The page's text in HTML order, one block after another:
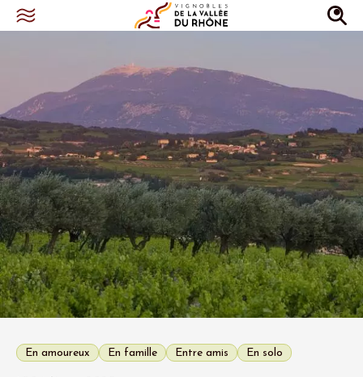
En amoureux En famille Entre amis En solo